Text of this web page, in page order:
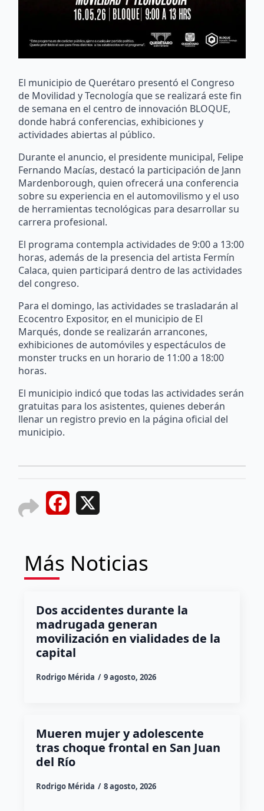
El municipio de Querétaro presentó el Congreso
de Movilidad y Tecnología que se realizará este fin
de semana en el centro de innovación BLOQUE,
donde habrá conferencias, exhibiciones y
actividades abiertas al público.
Durante el anuncio, el presidente municipal, Felipe
Fernando Macías, destacó la participación de Jann
Mardenborough, quien ofrecerá una conferencia
sobre su experiencia en el automovilismo y el uso
de herramientas tecnológicas para desarrollar su
carrera profesional.
El programa contempla actividades de 9:00 a 13:00
horas, además de la presencia del artista Fermín
Calaca, quien participará dentro de las actividades
del congreso.
Para el domingo, las actividades se trasladarán al
Ecocentro Expositor, en el municipio de El
Marqués, donde se realizarán arrancones,
exhibiciones de automóviles y espectáculos de
monster trucks en un horario de 11:00 a 18:00
horas.
El municipio indicó que todas las actividades serán
gratuitas para los asistentes, quienes deberán
llenar un registro previo en la página oficial del
municipio.
Facebook
Más Noticias
Dos accidentes durante la
madrugada generan
movilización en vialidades de la
capital
Rodrigo Mérida 9 agosto, 2026
Mueren mujer y adolescente
tras choque frontal en San Juan
del Río
Rodrigo Mérida 8 agosto, 2026